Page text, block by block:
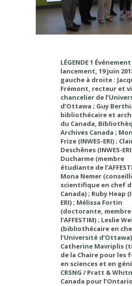
LÉGENDE 1
lancement, 19 juin
gauche à droite :
Frémont, recteur et
chancelier de
d’Ottawa ; Guy
bibliothécaire et
du Canada,
Archives Canada ;
Frize (INWES-ERI) ;
Deschênes (INWES-
Ducharme (membre
étudiante de
Mona Nemer
scientifique en chef
Canada) ; Ruby Heap
ERI) ; Mélissa Fortin
(doctorante, membre
l’AFFESTIM) ; Leslie
(bibliothécaire en
l’Université
Catherine Mavriplis
de la Chaire pour les
en sciences et en
CRSNG / Pratt &
Canada pour